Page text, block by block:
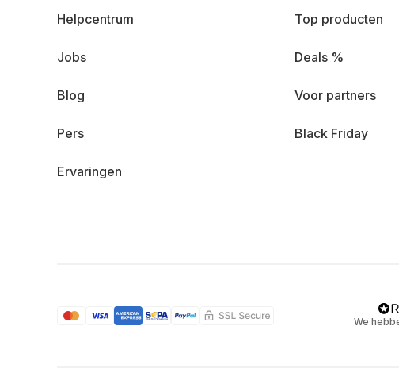
Helpcentrum
Jobs
Blog
Pers
Ervaringen
Top producten
Deals %
Voor partners
Black Friday
We